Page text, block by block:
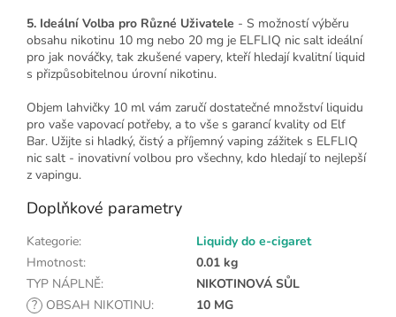
5. Ideální Volba pro Různé Uživatele - S možností výběru
obsahu nikotinu 10 mg nebo 20 mg je ELFLIQ nic salt ideální
pro jak nováčky, tak zkušené vapery, kteří hledají kvalitní liquid
s přizpůsobitelnou úrovní nikotinu.
Objem lahvičky 10 ml vám zaručí dostatečné množství liquidu
pro vaše vapovací potřeby, a to vše s garancí kvality od Elf
Bar. Užijte si hladký, čistý a příjemný vaping zážitek s ELFLIQ
nic salt - inovativní volbou pro všechny, kdo hledají to nejlepší
z vapingu.
Doplňkové parametry
Kategorie:
Liquidy do e-cigaret
Hmotnost:
0.01 kg
TYP NÁPLNĚ:
NIKOTINOVÁ SŮL
? OBSAH NIKOTINU:
10 MG